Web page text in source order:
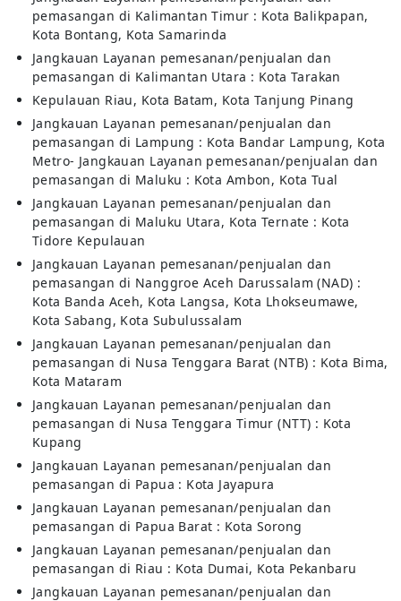
pemasangan di Kalimantan Timur : Kota Balikpapan,
Kota Bontang, Kota Samarinda
Jangkauan Layanan pemesanan/penjualan dan
pemasangan di Kalimantan Utara : Kota Tarakan
Kepulauan Riau, Kota Batam, Kota Tanjung Pinang
Jangkauan Layanan pemesanan/penjualan dan
pemasangan di Lampung : Kota Bandar Lampung, Kota
Metro- Jangkauan Layanan pemesanan/penjualan dan
pemasangan di Maluku : Kota Ambon, Kota Tual
Jangkauan Layanan pemesanan/penjualan dan
pemasangan di Maluku Utara, Kota Ternate : Kota
Tidore Kepulauan
Jangkauan Layanan pemesanan/penjualan dan
pemasangan di Nanggroe Aceh Darussalam (NAD) :
Kota Banda Aceh, Kota Langsa, Kota Lhokseumawe,
Kota Sabang, Kota Subulussalam
Jangkauan Layanan pemesanan/penjualan dan
pemasangan di Nusa Tenggara Barat (NTB) : Kota Bima,
Kota Mataram
Jangkauan Layanan pemesanan/penjualan dan
pemasangan di Nusa Tenggara Timur (NTT) : Kota
Kupang
Jangkauan Layanan pemesanan/penjualan dan
pemasangan di Papua : Kota Jayapura
Jangkauan Layanan pemesanan/penjualan dan
pemasangan di Papua Barat : Kota Sorong
Jangkauan Layanan pemesanan/penjualan dan
pemasangan di Riau : Kota Dumai, Kota Pekanbaru
Jangkauan Layanan pemesanan/penjualan dan